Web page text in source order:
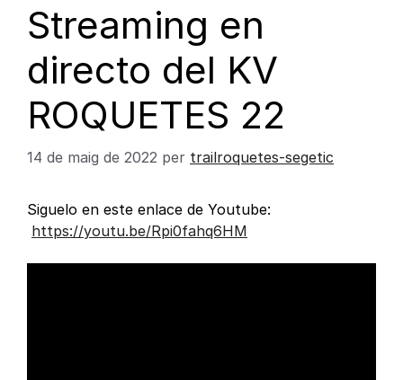
Streaming en
directo del KV
ROQUETES 22
14 de maig de 2022 per trailroquetes-segetic
Siguelo en este enlace de Youtube:
https://youtu.be/Rpi0fahq6HM